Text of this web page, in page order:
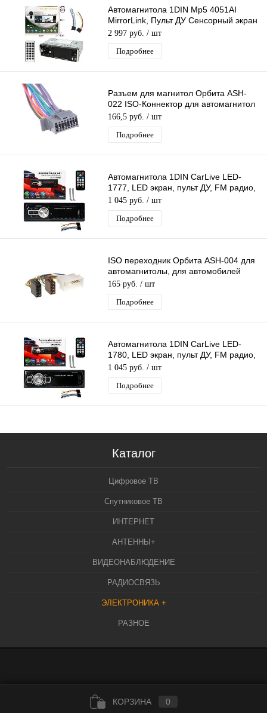
Автомагнитола 1DIN Mp5 4051AI
MirrorLink, Пульт ДУ Сенсорный экран
4,1" FM радио, USB
2 997 руб. / шт
Подробнее
Разъем для магнитол Орбита ASH-
022 ISO-Коннектор для автомагнитол
Panasonic 16pin CQ-RDP 123
166,5 руб. / шт
Подробнее
Автомагнитола 1DIN CarLive LED-
1777, LED экран, пульт ДУ, FM радио,
AUX, USB разъем, APS, 4*50 W
1 045 руб. / шт
Подробнее
ISO переходник Орбита ASH-004 для
автомагнитолы, для автомобилей
HYUNDAI и KIA
165 руб. / шт
Подробнее
Автомагнитола 1DIN CarLive LED-
1780, LED экран, пульт ДУ, FM радио,
AUX, USB разъем, APS, 4*50 W
1 045 руб. / шт
Подробнее
Каталог
Цифровое ТВ
Спутниковое ТВ
ИНТЕРНЕТ
АНТЕННЫ+
ВИДЕОНАБЛЮДЕНИЕ
РАДИОСВЯЗЬ
ЭЛЕКТРОНИКА +
РАЗНОЕ
КОРЗИНА 0